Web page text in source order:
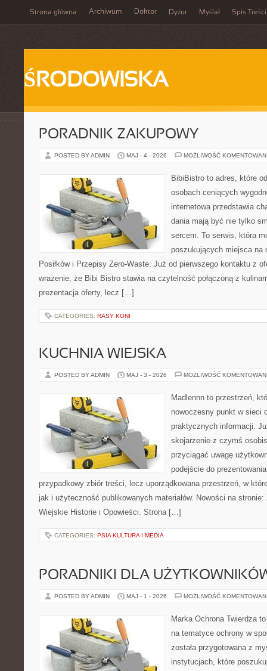
Strona główna Archiwum Doktor Dyżur Myślał Spis Treści
ŚRODOWISKA
PORADNIK ZAKUPOWY
POSTED BY ADMIN MAJ - 4 - 2026 MOŻLIWOŚĆ
BibiBistro to adres, które
osobach ceniących
internetowa przedstawia
dania mają być nie tylko
sercem. To serwis, która
poszukujących miejsca na
Posiłków i Przepisy Zero-Waste. Już od pierwszego kontaktu z
wrażenie, że Bibi Bistro stawia na czytelność połączoną z
prezentacja oferty, lecz […]
CATEGORIES: RASY KONI
KUCHNIA WIEJSKA
POSTED BY ADMIN MAJ - 3 - 2026 MOŻLIWOŚĆ
Madlennn to przestrzeń,
nowoczesny punkt w sieci
praktycznych informacji.
skojarzenie z czymś
przyciągać uwagę
podejście do
przypadkowy zbiór treści, lecz uporządkowana przestrzeń, w
jak i użyteczność publikowanych materiałów. Nowości na
Wiejskie Historie i Opowieści. Strona […]
CATEGORIES: PSIA KULTURA I MEDIA
PORADNIKI DLA
POSTED BY ADMIN MAJ - 1 - 2026 MOŻLIWOŚĆ
Marka Ochrona Twierdza
na tematyce ochrony w
została przygotowana z
instytucjach, które